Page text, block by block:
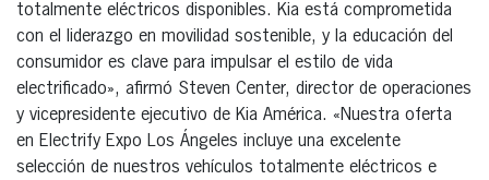
totalmente eléctricos disponibles. Kia está comprometida
con el liderazgo en movilidad sostenible, y la educación del
consumidor es clave para impulsar el estilo de vida
electrificado», afirmó Steven Center, director de operaciones
y vicepresidente ejecutivo de Kia América. «Nuestra oferta
en Electrify Expo Los Ángeles incluye una excelente
selección de nuestros vehículos totalmente eléctricos e